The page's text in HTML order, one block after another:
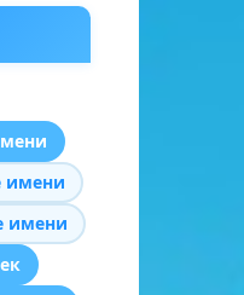
имени
имени